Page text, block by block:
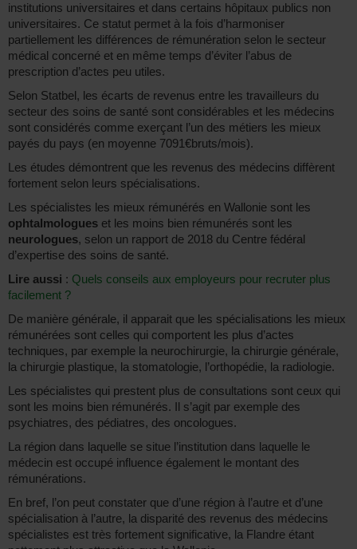
institutions universitaires et dans certains hôpitaux publics non
universitaires. Ce statut permet à la fois d’harmoniser
partiellement les différences de rémunération selon le secteur
médical concerné et en même temps d’éviter l’abus de
prescription d’actes peu utiles.
Selon Statbel, les écarts de revenus entre les travailleurs du
secteur des soins de santé sont considérables et les médecins
sont considérés comme exerçant l’un des métiers les mieux
payés du pays (en moyenne 7091€bruts/mois).
Les études démontrent que les revenus des médecins diffèrent
fortement selon leurs spécialisations.
Les spécialistes les mieux rémunérés en Wallonie sont les
ophtalmologues et les moins bien rémunérés sont les
neurologues, selon un rapport de 2018 du Centre fédéral
d’expertise des soins de santé.
Lire aussi : Quels conseils aux employeurs pour recruter plus
facilement ?
De manière générale, il apparait que les spécialisations les mieux
rémunérées sont celles qui comportent les plus d’actes
techniques, par exemple la neurochirurgie, la chirurgie générale,
la chirurgie plastique, la stomatologie, l’orthopédie, la radiologie.
Les spécialistes qui prestent plus de consultations sont ceux qui
sont les moins bien rémunérés. Il s’agit par exemple des
psychiatres, des pédiatres, des oncologues.
La région dans laquelle se situe l’institution dans laquelle le
médecin est occupé influence également le montant des
rémunérations.
En bref, l’on peut constater que d’une région à l’autre et d’une
spécialisation à l’autre, la disparité des revenus des médecins
spécialistes est très fortement significative, la Flandre étant